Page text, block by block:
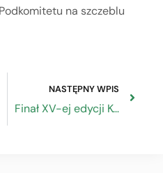
na szczeblu
NASTĘPNY WPIS
Finał XV-ej edycji Konkursu „Pracodawca Przyjazny Pracownikom”